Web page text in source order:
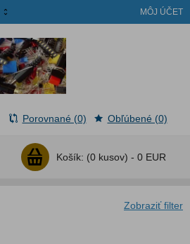
MÔJ ÚČET
Košík: (0 kusov) - 0 EUR
Porovnané (0) Obľúbené (0)
Zobraziť filter